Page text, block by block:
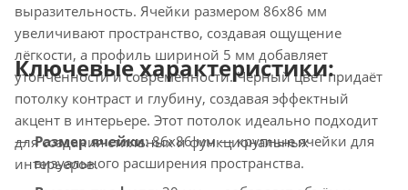
выразительность. Ячейки размером 86x86 мм
увеличивают пространство, создавая ощущение
лёгкости, а профиль шириной 5 мм добавляет
утончённости и современности. Чёрный цвет придаёт
потолку контраст и глубину, создавая эффектный
акцент в интерьере. Этот потолок идеально подходит
для создания стильных и функциональных
интерьеров.
Ключевые характеристики:
Размер ячейки: 86x86 мм — крупные ячейки для
визуального расширения пространства.